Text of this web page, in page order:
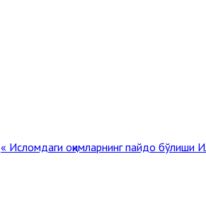
« Исломдаги оқимларнинг пайдо бўлиши